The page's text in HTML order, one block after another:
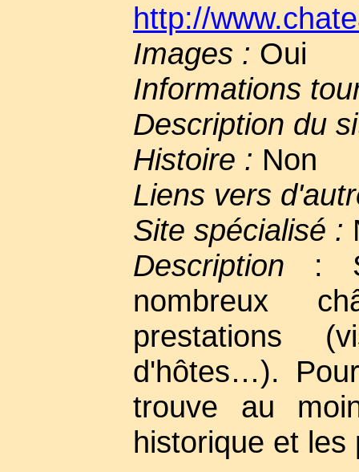
http://
Images : Oui
Informations
Description du
Histoire : Non
Liens vers
Site spécialisé :
Description :
nombreux
prestations
d'hôtes…).
trouve au
historique et les